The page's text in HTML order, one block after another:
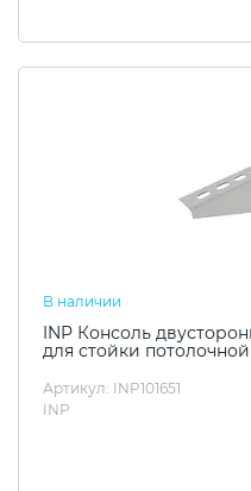
В наличии
INP Консоль
для стойки
Артикул: INP101651
INP